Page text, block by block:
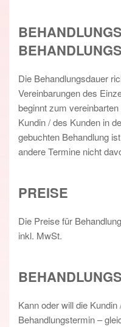
Die Behandlungsdauer
Vereinbarungen des
beginnt zum
Kundin / des Kunden in
gebuchten Behandlung
andere Termine nicht
PREISE
Die Preise für
inkl. MwSt.
Kann oder will die
Behandlungstermin –